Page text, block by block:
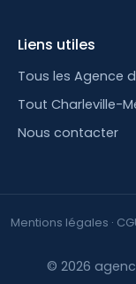
Liens utiles
Tous les Agence
Tout Charleville-
Nous contacter
Mentions légales ·
© 2026